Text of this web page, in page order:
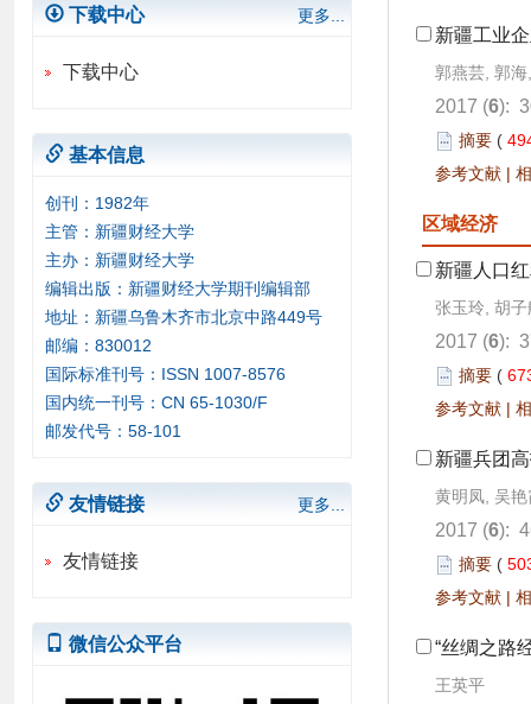
新疆工业
郭燕芸, 郭
2017 (6):
摘要 (
参考文献 |
区域经济
新疆人口
张玉玲, 胡
2017 (6):
摘要 (
参考文献 |
新疆兵团
黄明凤, 吴艳
2017 (6):
摘要 (
参考文献 |
“丝绸之路
王英平
下载中心 更多...
下载中心
基本信息
创刊：1982年
主管：新疆财经大学
主办：新疆财经大学
编辑出版：新疆财经大学期刊编辑部
地址：新疆乌鲁木齐市北京中路449号
邮编：830012
国际标准刊号：ISSN 1007-8576
国内统一刊号：CN 65-1030/F
邮发代号：58-101
友情链接 更多...
友情链接
微信公众平台